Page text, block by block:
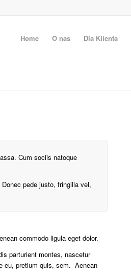
Home O nas Dla Klienta
Cum sociis natoque
pede justo, fringilla vel,
commodo ligula eget dolor.
parturient montes, nascetur
eu, pretium quis, sem. Aenean